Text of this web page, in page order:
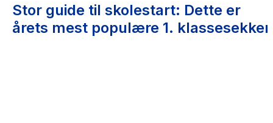
Stor guide til skolestart: Dette er
årets mest populære 1. klassesekker